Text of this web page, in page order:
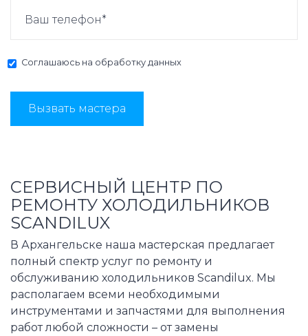
Соглашаюсь на обработку данных
Вызвать мастера
СЕРВИСНЫЙ ЦЕНТР ПО
РЕМОНТУ ХОЛОДИЛЬНИКОВ
SCANDILUX
В Архангельске наша мастерская предлагает
полный спектр услуг по ремонту и
обслуживанию холодильников Scandilux. Мы
располагаем всеми необходимыми
инструментами и запчастями для выполнения
работ любой сложности – от замены